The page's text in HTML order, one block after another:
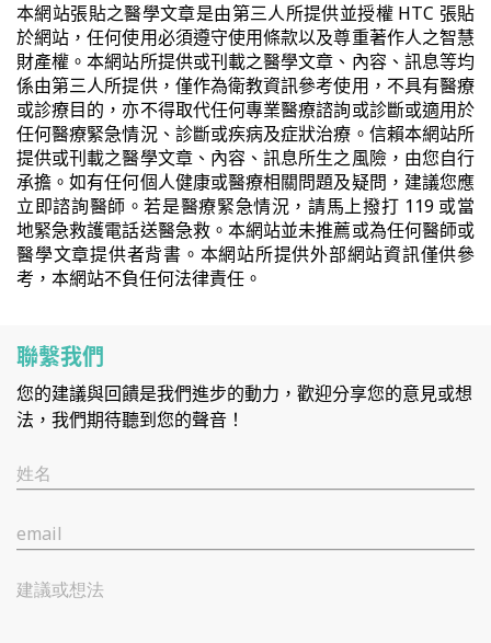
本網站張貼之醫學文章是由第三人所提供並授權 HTC 張貼
於網站，任何使用必須遵守使用條款以及尊重著作人之智慧
財產權。本網站所提供或刊載之醫學文章、內容、訊息等均
係由第三人所提供，僅作為衛教資訊參考使用，不具有醫療
或診療目的，亦不得取代任何專業醫療諮詢或診斷或適用於
任何醫療緊急情況、診斷或疾病及症狀治療。信賴本網站所
提供或刊載之醫學文章、內容、訊息所生之風險，由您自行
承擔。如有任何個人健康或醫療相關問題及疑問，建議您應
立即諮詢醫師。若是醫療緊急情況，請馬上撥打 119 或當
地緊急救護電話送醫急救。本網站並未推薦或為任何醫師或
醫學文章提供者背書。本網站所提供外部網站資訊僅供參
考，本網站不負任何法律責任。
聯繫我們
您的建議與回饋是我們進步的動力，歡迎分享您的意見或想
法，我們期待聽到您的聲音！
姓名
email
建議或想法